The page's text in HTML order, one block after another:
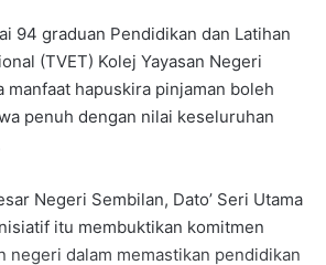
94 graduan Pendidikan dan Latihan
(TVET) Kolej Yayasan Negeri
manfaat hapuskira pinjaman boleh
penuh dengan nilai keseluruhan
Negeri Sembilan, Dato’ Seri Utama
itu membuktikan komitmen
negeri dalam memastikan pendidikan